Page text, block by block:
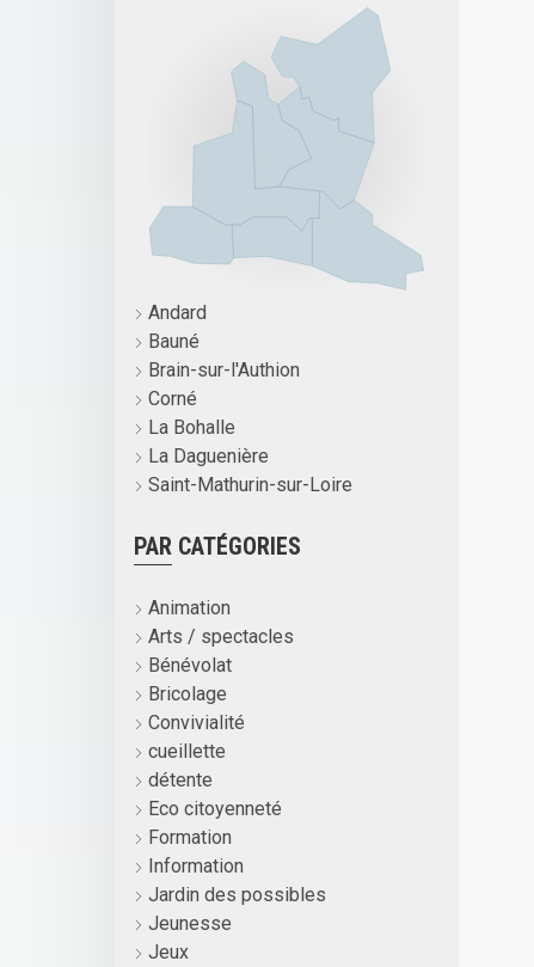
Andard
Bauné
Brain-sur-l'Authion
Corné
La Bohalle
La Daguenière
Saint-Mathurin-sur-Loire
PAR CATÉGORIES
Animation
Arts / spectacles
Bénévolat
Bricolage
Convivialité
cueillette
détente
Eco citoyenneté
Formation
Information
Jardin des possibles
Jeunesse
Jeux